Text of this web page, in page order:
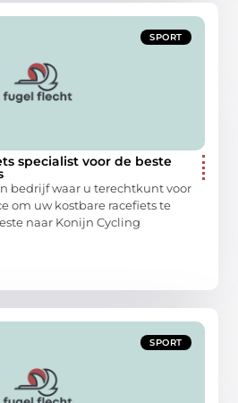
SPORT
specialist voor de beste
bedrijf waar u terechtkunt voor
om uw kostbare racefiets te
naar Konijn Cycling
SPORT